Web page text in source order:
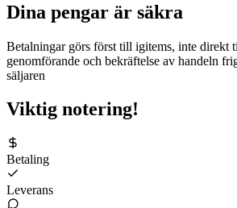
Dina pengar är säkra
Betalningar görs först till igitems, inte direkt
genomförande och bekräftelse av handeln
säljaren
Viktig notering!
Betaling
Leverans